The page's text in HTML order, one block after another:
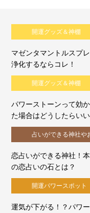
開運グッズ＆神棚
マゼンタマントルスプ
浄化するならコレ！
開運グッズ＆神棚
パワーストーンって効
た場合はどうしたらい
占いができる神社や
恋占いができる神社！
の恋占いの石とは？
開運パワースポット
運気が下がる！？パワ